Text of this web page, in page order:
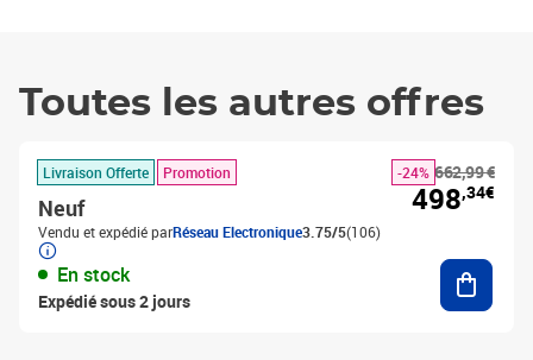
Toutes les autres offres
Livraison Offerte Promotion
Neuf
Vendu et expédié parRéseau Electronique3.75/5(106)
En stock
Expédié sous 2 jours
662,99 €
-24%
498,34€